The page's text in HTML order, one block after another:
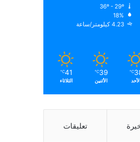
18%
4.23 كيلومتر/ساعة
℃
39
℃
الأثنين
41
℃
الثلاثاء
تعليقات